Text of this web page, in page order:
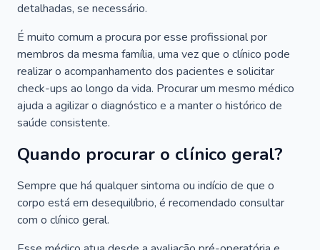
detalhadas, se necessário.
É muito comum a procura por esse profissional por
membros da mesma família, uma vez que o clínico pode
realizar o acompanhamento dos pacientes e solicitar
check-ups ao longo da vida. Procurar um mesmo médico
ajuda a agilizar o diagnóstico e a manter o histórico de
saúde consistente.
Quando procurar o clínico geral?
Sempre que há qualquer sintoma ou indício de que o
corpo está em desequilíbrio, é recomendado consultar
com o clínico geral.